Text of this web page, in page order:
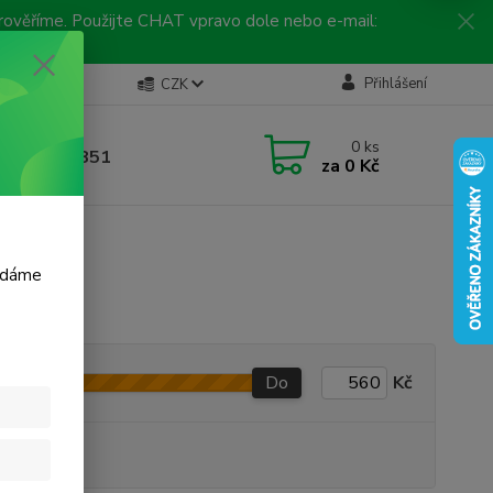
Použijte CHAT vpravo dole nebo e-mail:
Kontakty CZK Přihlášení
linka
792 217 851
9-16 hod.)
0 ks
za 0 Kč
Do Kč